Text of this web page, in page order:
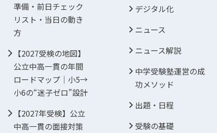
準備・前日チェック
リスト・当日の動き
方
【2027受検の地図】
公立中高一貫の年間
ロードマップ｜小5→
小6の“迷子ゼロ”設計
【2027年受検】公立
中高一貫の面接対策
デジタル化
ニュース
ニュース解説
中学受験塾運営の成
功メソッド
出題・日程
受験の基礎